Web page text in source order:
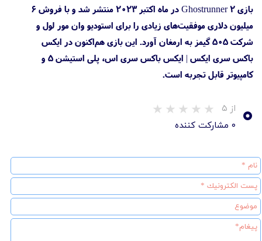
بازی Ghostrunner 2 در ماه اکتبر ۲۰۲۳ منتشر شد و با فروش ۶
میلیون دلاری موفقیت‌های زیادی را برای استودیو وان مور لول و
شرکت ۵۰۵ گیمز به ارمغان آورد. این بازی هم‌اکنون در ایکس
باکس سری ایکس | ایکس باکس سری اس، پلی استیشن 5 و
کامپیوتر قابل تجربه است.
۰ از ۵
۰ مشارکت کننده